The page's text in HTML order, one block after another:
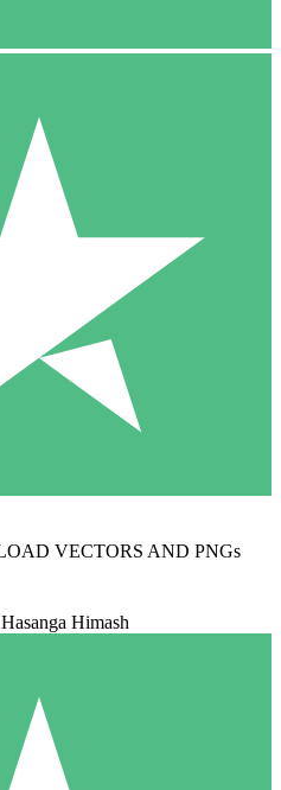
VECTORS AND PNGs
Hasanga Himash